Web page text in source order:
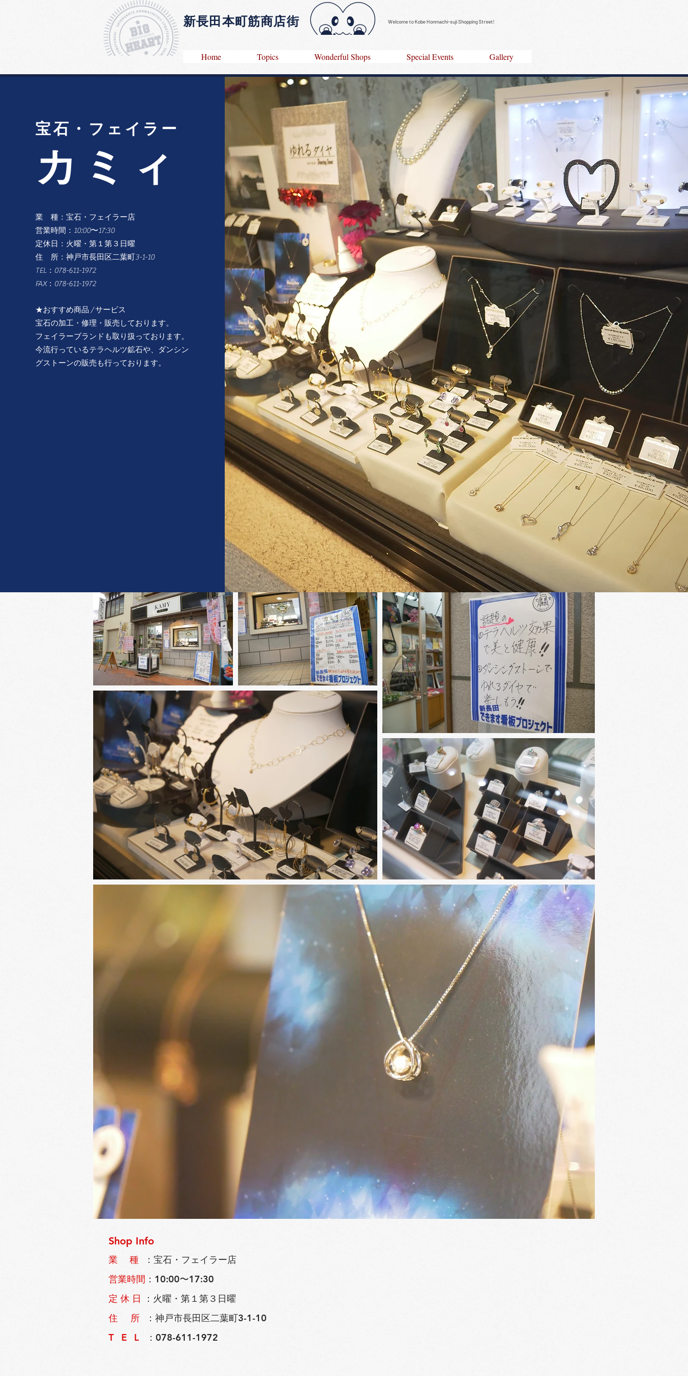
​新長田本町筋商店街 Welcome to​ Kobe Honmachi-suji Shopping Street!
Home Topics Wonderful Shops Special Events Gallery
宝石・フェイラー
​カミィ
業 種：宝石・フェイラー店
営業時間：10:00〜17:30
定休日：火曜・第１第３日曜
住 所：神戸市長田区二葉町3-1-10
TEL：078-611-1972
FAX：078-611-1972
★おすすめ商品 / サービス
宝石の加工・修理・販売しております。
フェイラーブランドも取り扱っております。
​今流行っているテラヘルツ鉱石や、ダンシン
グストーンの販売も行っております。
Shop Info
業 種
：宝石・フェイラー店
営業時間 ：10:00〜17:30
定 休 日
：火曜・第１第３日曜
住 所
：神戸市長田区二葉町3-1-10
T E L
：078-611-1972